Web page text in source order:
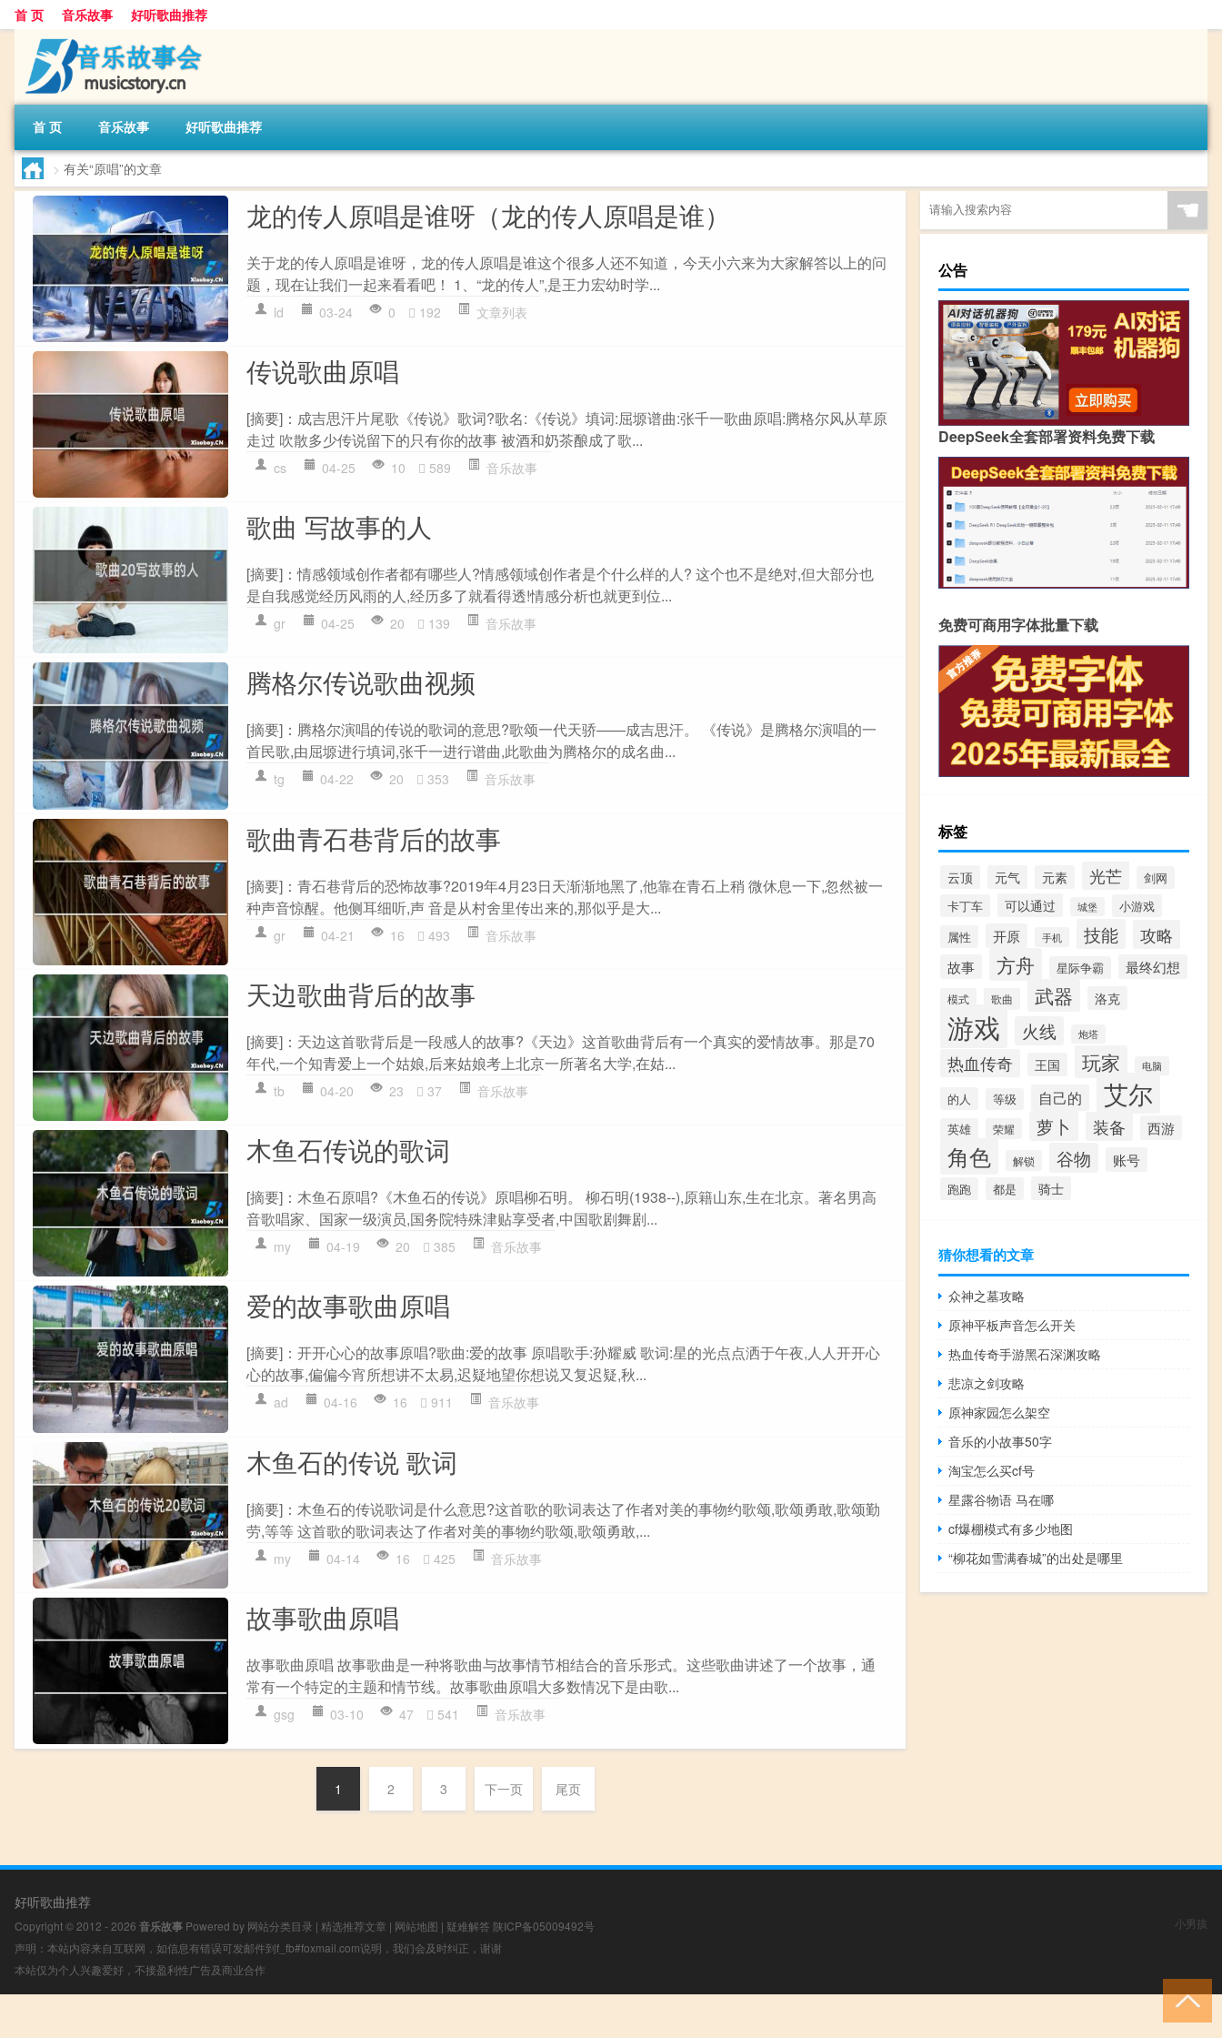
首 页 音乐故事 好听歌曲推荐
首 页 音乐故事 好听歌曲推荐
> 有关“原唱”的文章
龙的传人原唱是谁呀（龙的传人原唱是谁）
关于龙的传人原唱是谁呀，龙的传人原唱是谁这个很多人还不知道，今天小六来为大家解答以上的问
题，现在让我们一起来看看吧！ 1、“龙的传人”,是王力宏幼时学...
ld 03-24 0 192 文章列表
传说歌曲原唱
[摘要]：成吉思汗片尾歌《传说》歌词?歌名:《传说》填词:屈塬谱曲:张千一歌曲原唱:腾格尔风从草原
走过 吹散多少传说留下的只有你的故事 被酒和奶茶酿成了歌...
cs 04-25 10 589 音乐故事
歌曲 写故事的人
[摘要]：情感领域创作者都有哪些人?情感领域创作者是个什么样的人? 这个也不是绝对,但大部分也
是自我感觉经历风雨的人,经历多了就看得透!情感分析也就更到位...
gr 04-25 20 139 音乐故事
腾格尔传说歌曲视频
[摘要]：腾格尔演唱的传说的歌词的意思?歌颂一代天骄——成吉思汗。 《传说》是腾格尔演唱的一
首民歌,由屈塬进行填词,张千一进行谱曲,此歌曲为腾格尔的成名曲...
tg 04-22 20 353 音乐故事
歌曲青石巷背后的故事
[摘要]：青石巷背后的恐怖故事?2019年4月23日天渐渐地黑了,他靠在青石上稍 微休息一下,忽然被一
种声音惊醒。他侧耳细听,声 音是从村舍里传出来的,那似乎是大...
gr 04-21 16 493 音乐故事
天边歌曲背后的故事
[摘要]：天边这首歌背后是一段感人的故事?《天边》这首歌曲背后有一个真实的爱情故事。那是70
年代,一个知青爱上一个姑娘,后来姑娘考上北京一所著名大学,在姑...
tb 04-20 23 37 音乐故事
木鱼石传说的歌词
[摘要]：木鱼石原唱?《木鱼石的传说》原唱柳石明。 柳石明(1938--),原籍山东,生在北京。著名男高
音歌唱家、国家一级演员,国务院特殊津贴享受者,中国歌剧舞剧...
my 04-19 20 385 音乐故事
爱的故事歌曲原唱
[摘要]：开开心心的故事原唱?歌曲:爱的故事 原唱歌手:孙耀威 歌词:星的光点点洒于午夜,人人开开心
心的故事,偏偏今宵所想讲不太易,迟疑地望你想说又复迟疑,秋...
ad 04-16 16 911 音乐故事
木鱼石的传说 歌词
[摘要]：木鱼石的传说歌词是什么意思?这首歌的歌词表达了作者对美的事物约歌颂,歌颂勇敢,歌颂勤
劳,等等 这首歌的歌词表达了作者对美的事物约歌颂,歌颂勇敢,...
my 04-14 16 425 音乐故事
故事歌曲原唱
故事歌曲原唱 故事歌曲是一种将歌曲与故事情节相结合的音乐形式。这些歌曲讲述了一个故事，通
常有一个特定的主题和情节线。故事歌曲原唱大多数情况下是由歌...
gsg 03-10 47 541 音乐故事
1 2 3 下一页 尾页
☚
公告
DeepSeek全套部署资料免费下载
免费可商用字体批量下载
标签
云顶 元气 元素 光芒
剑网
卡丁车
可以通过 城堡
小游戏
属性
开原 手机 技能 攻略
故事 方舟 星际争霸 最终幻想
模式 歌曲 武器 洛克
游戏 火线 炮塔
热血传奇 王国 玩家 电脑
的人 等级 自己的 艾尔
英雄 荣耀 萝卜 装备 西游
角色 解锁 谷物 账号
跑跑 都是 骑士
猜你想看的文章
众神之墓攻略
原神平板声音怎么开关
热血传奇手游黑石深渊攻略
悲凉之剑攻略
原神家园怎么架空
音乐的小故事50字
淘宝怎么买cf号
星露谷物语 马在哪
cf爆棚模式有多少地图
“柳花如雪满春城”的出处是哪里
好听歌曲推荐
Copyright © 2012 - 2026 音乐故事 Powered by 网站分类目录 | 精选推荐文章 | 网站地图 | 疑难解答 陕ICP备05009492号
声明：本站内容来自互联网，如信息有错误可发邮件到f_fb#foxmail.com说明，我们会及时纠正，谢谢
本站仅为个人兴趣爱好，不接盈利性广告及商业合作
小男孩